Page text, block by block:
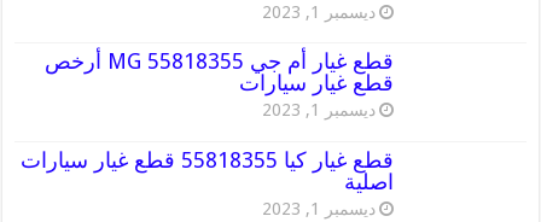
ديسمبر 1, 2023
قطع غيار أم جي MG 55818355 أرخص
قطع غيار سيارات
ديسمبر 1, 2023
قطع غيار كيا 55818355 قطع غيار سيارات
اصلية
ديسمبر 1, 2023